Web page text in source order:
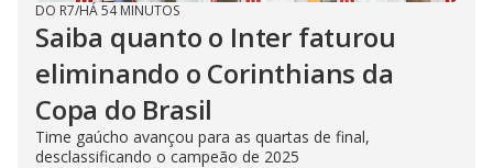
DO R7/HÁ 54 MINUTOS
Saiba quanto o Inter faturou
eliminando o Corinthians da
Copa do Brasil
Time gaúcho avançou para as quartas de final,
desclassificando o campeão de 2025